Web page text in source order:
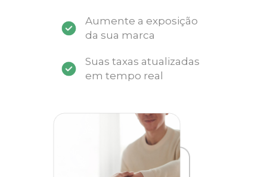
Aumente a exposição
da sua marca
Suas taxas atualizadas
em tempo real